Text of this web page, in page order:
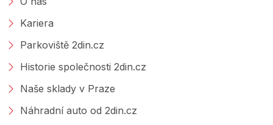
Kariera
Parkoviště 2din.cz
Historie společnosti 2din.cz
Naše sklady v Praze
Náhradní auto od 2din.cz